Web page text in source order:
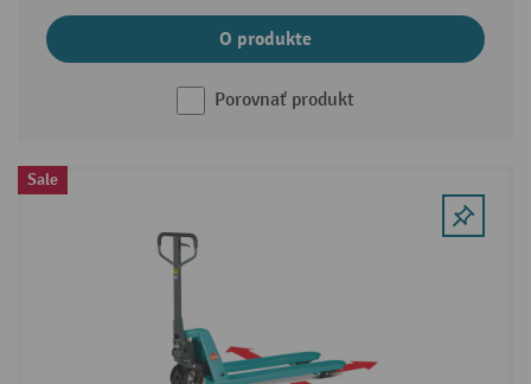
O produkte
Porovnať produkt
Sale